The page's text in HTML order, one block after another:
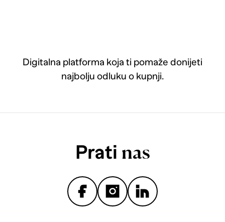
Digitalna platforma koja ti pomaže donijeti
najbolju odluku o kupnji.
Prati nas